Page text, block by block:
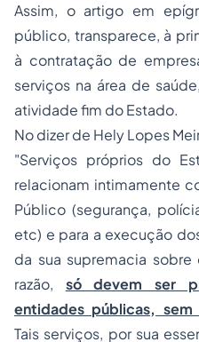
Assim, o artigo em
público, transparece, à
à contratação de
serviços na área de
atividade fim do Estado.
No dizer de Hely Lopes
"Serviços próprios do
relacionam intimamente
Público (segurança,
etc) e para a execução
da sua supremacia
razão, só devem ser
entidades públicas,
Tais serviços, por sua